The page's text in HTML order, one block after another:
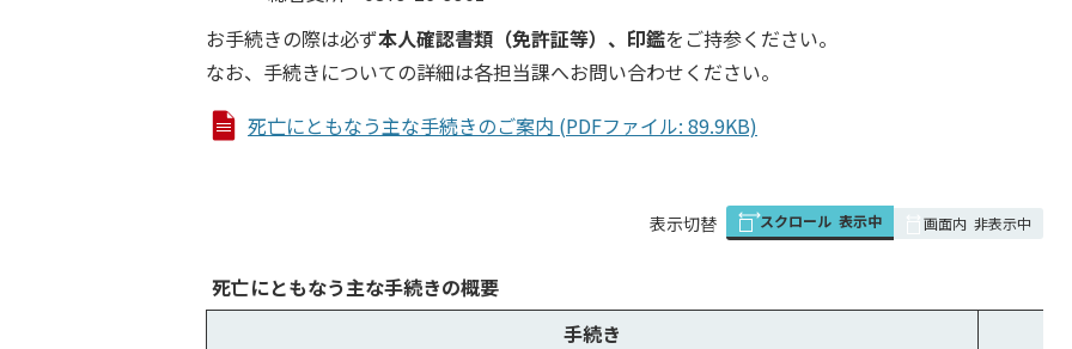
お手続きの際は必ず本人確認書類（免許証等）、印鑑をご持参ください。
なお、手続きについての詳細は各担当課へお問い合わせください。
死亡にともなう主な手続きのご案内 (PDFファイル: 89.9KB)
表
の
表示切替 スクロール 表示中 画面内 非表示中
死亡にともなう主な手続きの概要
手続き